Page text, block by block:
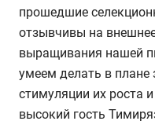
прошедшие
отзывчивы на
выращивания нашей
умеем делать в плане
стимуляции их роста
высокий гость